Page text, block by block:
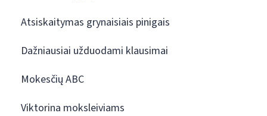
Atsiskaitymas grynaisiais pinigais
Dažniausiai užduodami klausimai
Mokesčių ABC
Viktorina moksleiviams